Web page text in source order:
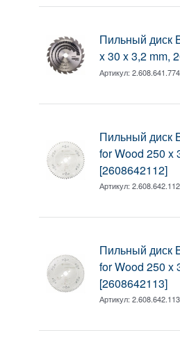
Пильный диск
x 30 x 3,2 mm,
Артикул:2.608.641.774
Пильный диск
for Wood 250 x
[2608642112]
Артикул:2.608.642.112
Пильный диск
for Wood 250 x
[2608642113]
Артикул:2.608.642.113